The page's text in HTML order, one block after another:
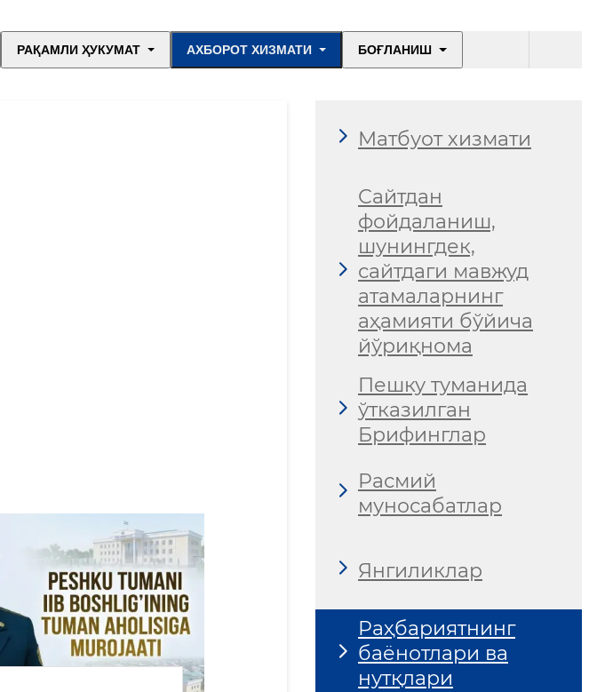
РАҚАМЛИ ҲУКУМАТ АХБОРОТ ХИЗМАТИ БОҒЛАНИШ
Матбуот хизмати
Сайтдан
фойдаланиш,
шунингдек,
сайтдаги мавжуд
атамаларнинг
аҳамияти бўйича
йўриқнома
Пешку туманида
ўтказилган
Брифинглар
Расмий
муносабатлар
Янгиликлар
Раҳбариятнинг
баёнотлари ва
нутқлари